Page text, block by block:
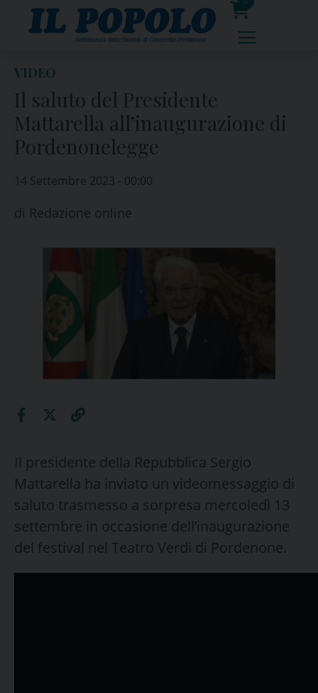
0
prodotti
VIDEO
Il saluto del Presidente
Mattarella all’inaugurazione di
Pordenonelegge
14 Settembre 2023 - 00:00
di Redazione online
Il presidente della Repubblica Sergio
Mattarella ha inviato un videomessaggio di
saluto trasmesso a sorpresa mercoledì 13
settembre in occasione dell’inaugurazione
del festival nel Teatro Verdi di Pordenone.